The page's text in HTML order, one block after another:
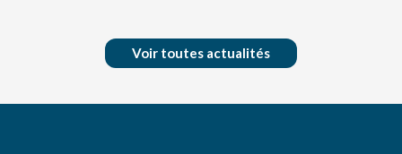
Voir toutes actualités